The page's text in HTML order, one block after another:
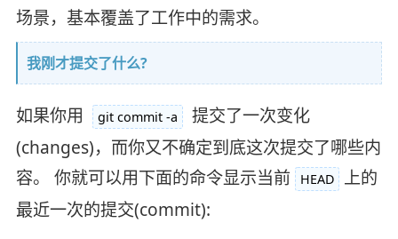
场景，基本覆盖了工作中的需求。
我刚才提交了什么?
如果你用 git commit -a
提交了一次变化
(changes)，而你又不确定到底这次提交了哪些内
容。 你就可以用下面的命令显示当前
HEAD
上的
最近一次的提交(commit):